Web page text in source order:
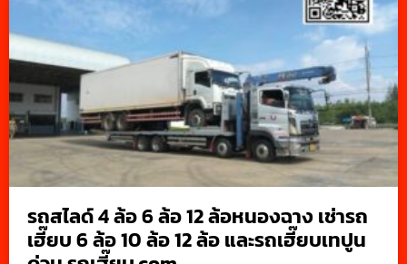
รถสไลด์ 4 ล้อ 6 ล้อ 12 ล้อหนองฉาง เช่ารถ
เฮี๊ยบ 6 ล้อ 10 ล้อ 12 ล้อ และรถเฮี๊ยบเทปูน